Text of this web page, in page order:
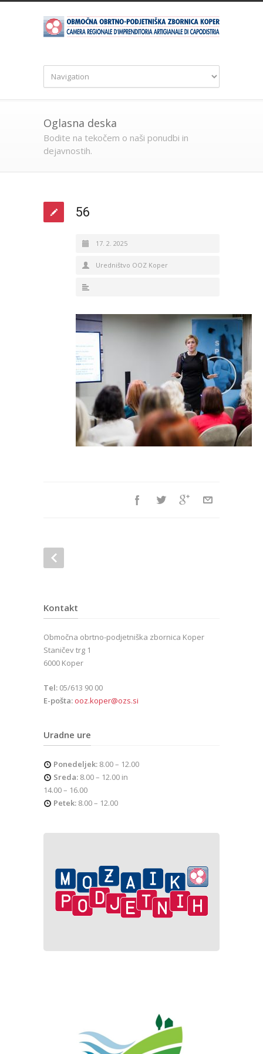
Oglasna deska
Bodite na tekočem o naši ponudbi in
dejavnostih.
56
17. 2. 2025
Uredništvo OOZ Koper
Kontakt
Območna obrtno-podjetniška zbornica Koper
Staničev trg 1
6000 Koper
Tel: 05/613 90 00
E-pošta: ooz.koper@ozs.si
Uradne ure
Ponedeljek: 8.00 – 12.00
Sreda: 8.00 – 12.00 in
14.00 – 16.00
Petek: 8.00 – 12.00